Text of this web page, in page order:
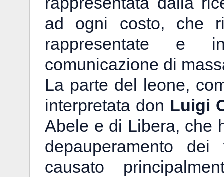
ad ogni costo, che
rappresentate e
comunicazione di
La parte del leone,
interpretata don Luigi
Abele e di Libera, che
depauperamento
causato